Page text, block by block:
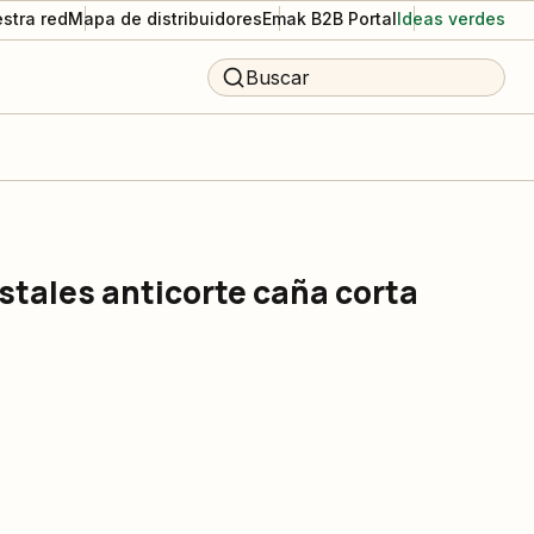
redMapa de distribuidoresEmak B2B PortalIdeas verdes
Buscar
anticorte caña corta